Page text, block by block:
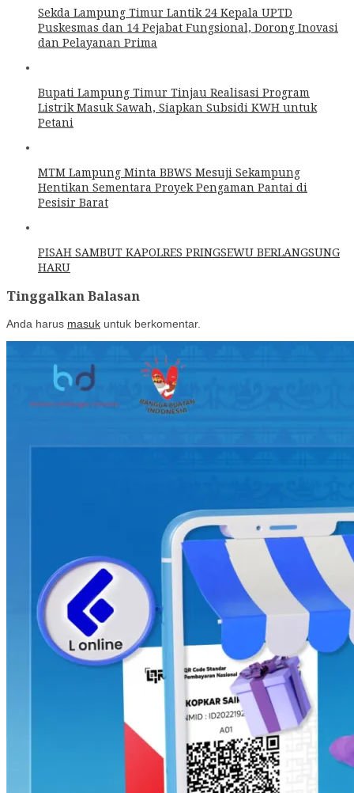
Sekda Lampung Timur Lantik 24 Kepala UPTD
Puskesmas dan 14 Pejabat Fungsional, Dorong Inovasi
dan Pelayanan Prima
Bupati Lampung Timur Tinjau Realisasi Program
Listrik Masuk Sawah, Siapkan Subsidi KWH untuk
Petani
MTM Lampung Minta BBWS Mesuji Sekampung
Hentikan Sementara Proyek Pengaman Pantai di
Pesisir Barat
PISAH SAMBUT KAPOLRES PRINGSEWU BERLANGSUNG
HARU
Tinggalkan Balasan
Anda harus masuk untuk berkomentar.